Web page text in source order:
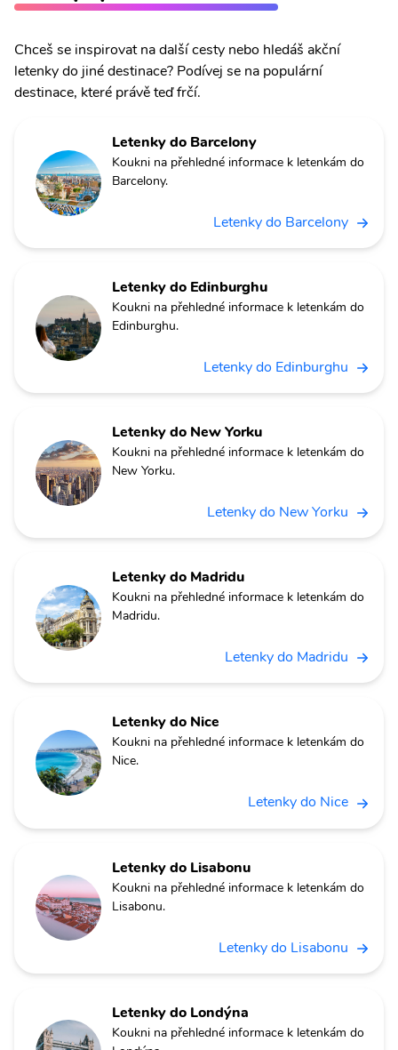
Chceš se inspirovat na další cesty nebo hledáš akční
letenky do jiné destinace? Podívej se na populární
destinace, které právě teď frčí.
Letenky do Barcelony
Koukni na přehledné informace k letenkám do
Barcelony.
Letenky do Barcelony
Letenky do Edinburghu
Koukni na přehledné informace k letenkám do
Edinburghu.
Letenky do Edinburghu
Letenky do New Yorku
Koukni na přehledné informace k letenkám do
New Yorku.
Letenky do New Yorku
Letenky do Madridu
Koukni na přehledné informace k letenkám do
Madridu.
Letenky do Madridu
Letenky do Nice
Koukni na přehledné informace k letenkám do
Nice.
Letenky do Nice
Letenky do Lisabonu
Koukni na přehledné informace k letenkám do
Lisabonu.
Letenky do Lisabonu
Letenky do Londýna
Koukni na přehledné informace k letenkám do